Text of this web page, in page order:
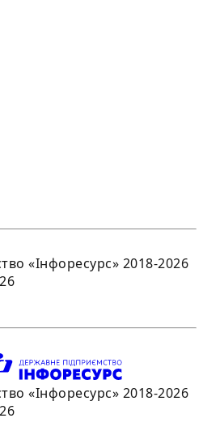
«Інфоресурс» 2018-2026
«Інфоресурс» 2018-2026